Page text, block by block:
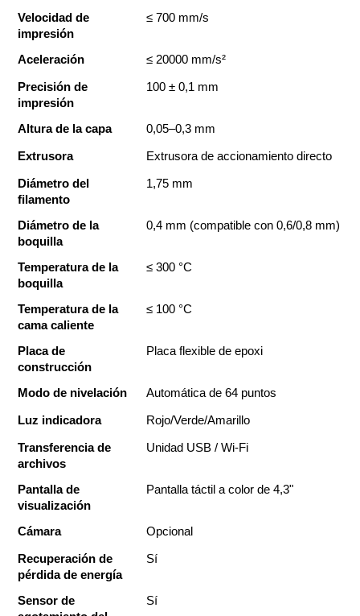
Velocidad de
impresión
≤ 700 mm/s
Aceleración ≤ 20000 mm/s²
Precisión de
impresión
100 ± 0,1 mm
Altura de la capa 0,05–0,3 mm
Extrusora Extrusora de accionamiento directo
Diámetro del
filamento
1,75 mm
Diámetro de la
boquilla
0,4 mm (compatible con 0,6/0,8 mm)
Temperatura de la
boquilla
≤ 300 °C
Temperatura de la
cama caliente
≤ 100 °C
Placa de
construcción
Placa flexible de epoxi
Modo de nivelación Automática de 64 puntos
Luz indicadora Rojo/Verde/Amarillo
Transferencia de
archivos
Unidad USB / Wi-Fi
Pantalla de
visualización
Pantalla táctil a color de 4,3"
Cámara Opcional
Recuperación de
pérdida de energía
Sí
Sensor de
Sí